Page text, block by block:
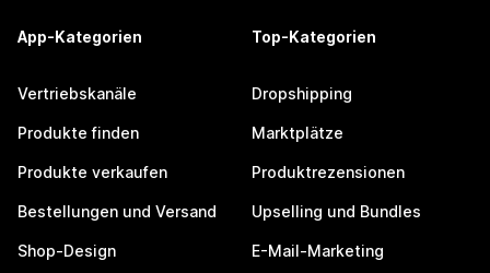
App-Kategorien
Vertriebskanäle
Produkte finden
Produkte verkaufen
Bestellungen und Versand
Shop-Design
Top-Kategorien
Dropshipping
Marktplätze
Produktrezensionen
Upselling und Bundles
E-Mail-Marketing